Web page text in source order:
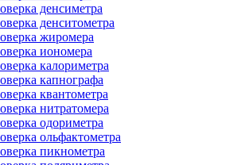
денсиметра
денситометра
жиромера
иономера
калориметра
капнографа
квантометра
нитратомера
одориметра
ольфактометра
пикнометра